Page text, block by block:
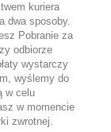
kuriera
dwa sposoby.
Pobranie za
odbiorze
wystarczy
wyślemy do
w celu
w momencie
zwrotnej.